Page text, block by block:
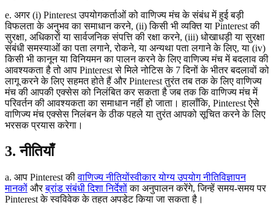
e. अगर (i) Pinterest उपयोगकर्ताओं को वाणिज्य मंच के संबंध में हुई बड़ी
विफलता के अनुभव का समाधान करने, (ii) किसी भी व्यक्ति या Pinterest की
सुरक्षा, अधिकारों या सार्वजनिक संपत्ति की रक्षा करने, (iii) धोखाधड़ी या सुरक्षा
संबंधी समस्याओंं का पता लगाने, रोकने, या अन्यथा पता लगाने के लिए, या (iv)
किसी भी कानून या विनियमन का पालन करने के लिए वाणिज्य मंच में बदलाव की
आवश्यकता है तो आप Pinterest से मिले नोटिस के 7 दिनों के भीतर बदलावों को
लागू करने के लिए सहमत होते हैं और Pinterest तुरंत तब तक के लिए वाणिज्य
मंच की आपकी एक्सेस को निलंबित कर सकता है जब तक कि वाणिज्य मंच में
परिवर्तन की आवश्यकता का समाधान नहीं हो जाता। हालाँकि, Pinterest ऐसे
वाणिज्य मंच एक्सेस निलंबन के ठीक पहले या तुरंत आपको सूचित करने के लिए
भरसक प्रयास करेगा।
3. नीतियाँ
a. आप Pinterest कीवाणिज्य नीतियोंस्वीकार योग्य उपयोग नीतिविज्ञापन
मानकों औरब्रांड संबंधी दिशा निर्देशोंका अनुपालन करेंगे, जिन्हें समय-समय पर
Pinterest के स्वविवेक के तहत अपडेट किया जा सकता है।